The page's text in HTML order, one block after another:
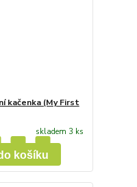
kačenka (My First
skladem 3 ks
košíku